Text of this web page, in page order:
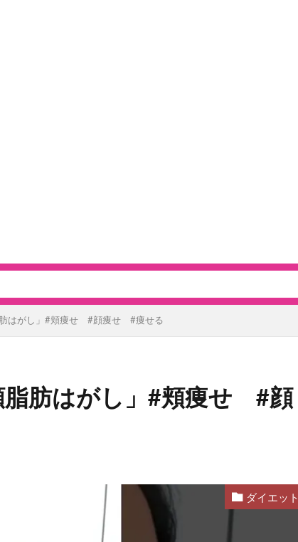
肪はがし」#頬痩せ #顔痩せ #痩せる
脂肪はがし」#頬痩せ #顔
ダイエット